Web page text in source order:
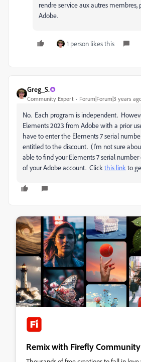
rendre service aux autres membres,
Adobe.
1 person likes this
Greg_S.
Community Expert Forum|Forum|3 years
No. Each program is independent.
Elements 2023 from Adobe with a prior
have to enter the Elements 7 serial
entitled to the discount. (I'm not sure
able to find your Elements 7 serial
of your Adobe account. Clickthis link to
Remix with Firefly